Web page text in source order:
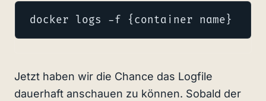
docker logs -f {container name}
Jetzt haben wir die Chance das Logfile
dauerhaft anschauen zu können. Sobald der